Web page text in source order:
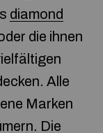
diamond
die ihnen
Alle
Marken
Die